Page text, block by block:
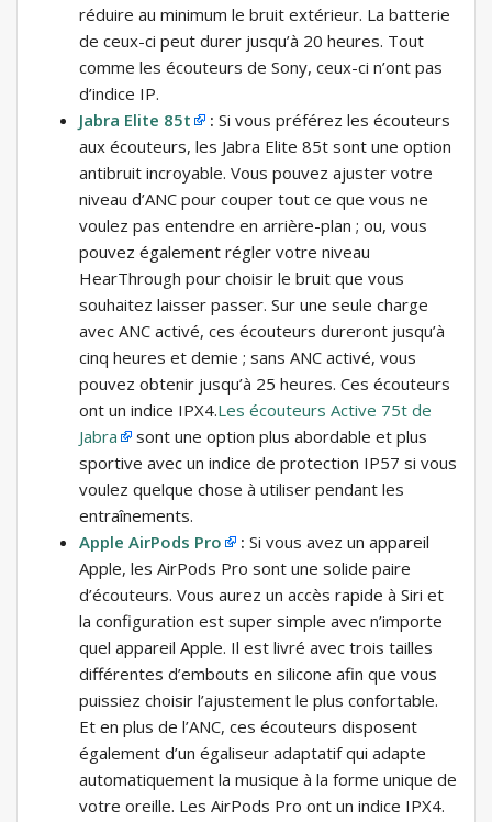
réduire au minimum le bruit extérieur. La batterie
de ceux-ci peut durer jusqu’à 20 heures. Tout
comme les écouteurs de Sony, ceux-ci n’ont pas
d’indice IP.
Jabra Elite 85t
: Si vous préférez les écouteurs
aux écouteurs, les Jabra Elite 85t sont une option
antibruit incroyable. Vous pouvez ajuster votre
niveau d’ANC pour couper tout ce que vous ne
voulez pas entendre en arrière-plan ; ou, vous
pouvez également régler votre niveau
HearThrough pour choisir le bruit que vous
souhaitez laisser passer. Sur une seule charge
avec ANC activé, ces écouteurs dureront jusqu’à
cinq heures et demie ; sans ANC activé, vous
pouvez obtenir jusqu’à 25 heures. Ces écouteurs
ont un indice IPX4.Les écouteurs Active 75t de
Jabra
sont une option plus abordable et plus
sportive avec un indice de protection IP57 si vous
voulez quelque chose à utiliser pendant les
entraînements.
Apple AirPods Pro
: Si vous avez un appareil
Apple, les AirPods Pro sont une solide paire
d’écouteurs. Vous aurez un accès rapide à Siri et
la configuration est super simple avec n’importe
quel appareil Apple. Il est livré avec trois tailles
différentes d’embouts en silicone afin que vous
puissiez choisir l’ajustement le plus confortable.
Et en plus de l’ANC, ces écouteurs disposent
également d’un égaliseur adaptatif qui adapte
automatiquement la musique à la forme unique de
votre oreille. Les AirPods Pro ont un indice IPX4.